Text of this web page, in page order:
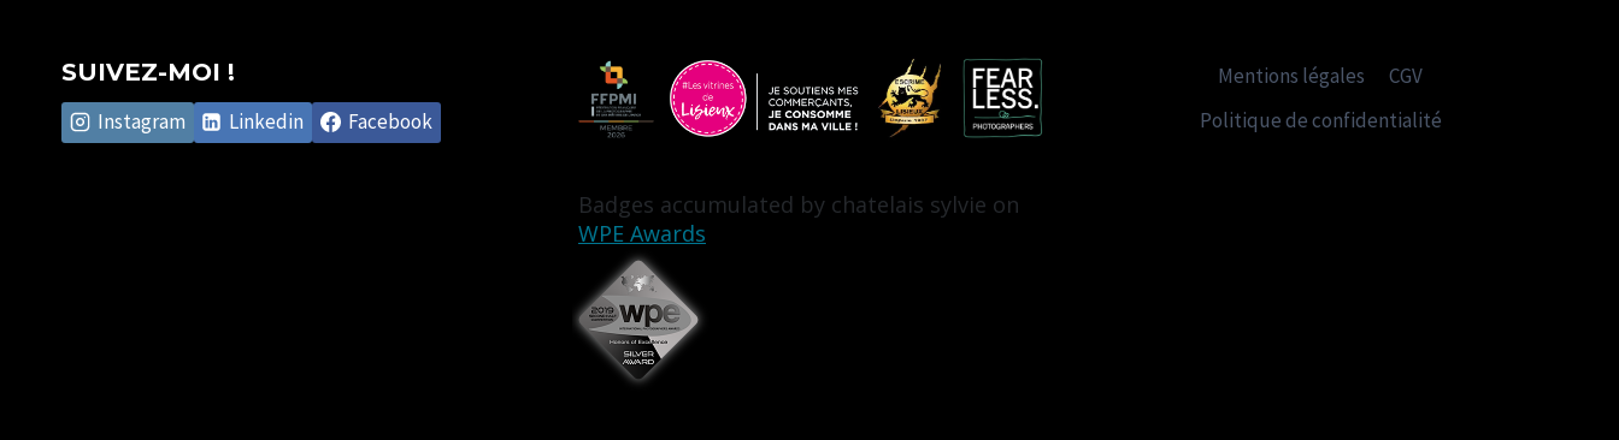
SUIVEZ-MOI !
Instagram Linkedin Facebook
Mentions légales
CGV
Politique de confidentialité